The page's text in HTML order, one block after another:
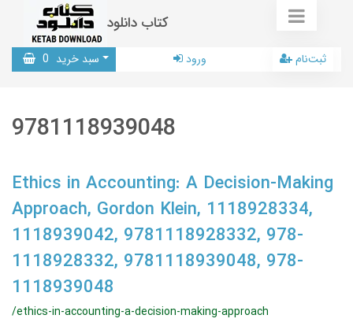
کتاب دانلود
سبد خرید 0 ورود ثبت‌نام
9781118939048
Ethics in Accounting: A Decision-Making
Approach, Gordon Klein, 1118928334,
1118939042, 9781118928332, 978-
1118928332, 9781118939048, 978-
1118939048
/ethics-in-accounting-a-decision-making-approach